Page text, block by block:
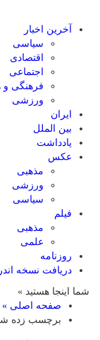
آخرین اخبار
سیاسی
اقتصادی
اجتماعی
فرهنگی و
ورزشی
ایران
بین الملل
یادداشت
عکس
مذهبی
ورزشی
سیاسی
فیلم
مذهبی
علمی
روزنامه
دریافت نسخه
شما اینجا هستید »
صفحه اصلی »
برچسب زده